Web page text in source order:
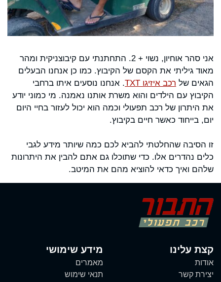
אני סהר אוחיון, נשוי + 2. התחתנתי עם קיבוצניקית ומהר
מאוד גיליתי את הקסם של הקיבוץ. כמו כן אנחנו הבעלים
הגאים של רכב איזיגו TXT
. אנחנו נוסעים איתו ברחבי
הקיבוץ עם הילדים והוא משרת אותנו נאמנה. מי כמוני יודע
את היתרון של רכב תפעולי וכמה הוא יכול לעזור בחיי היום
יום, בייחוד כאשר חיים בקיבוץ.
זו הסיבה שהחלטתי להביא לכם כמה שיותר מידע לגבי
כלים נהדרים אלו. כדי שתוכלו גם אתם להבין את היתרונות
שלהם ואיך כדאי להוציא מהם את המיטב.
קצת עלינו
אודות
יצירת קשר
מידע שימושי
מאמרים
תנאי שימוש